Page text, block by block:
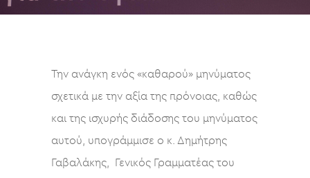
Την ανάγκη ενός «καθαρού» μηνύματος
σχετικά με την αξία της πρόνοιας, καθώς
και της ισχυρής διάδοσης του μηνύματος
αυτού, υπογράμμισε o κ. Δημήτρης
Γαβαλάκης, Γενικός Γραμματέας του